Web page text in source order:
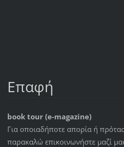
Επαφή
book tour (e-magazine)
Για οποιαδήποτε απορία ή
παρακαλώ επικοινωνήστε μαζί